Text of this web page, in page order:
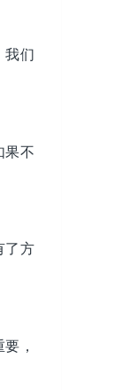
我们
果不
了方
，